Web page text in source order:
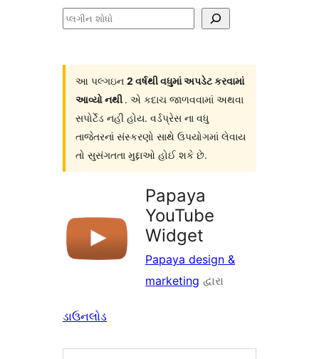
પ્લગીન
આ પલ્ગઇન 2 વર્ષથી વધુમાં અપડેટ કરવામાં
આવ્યો નથી . એ કદાચ જાળવવામાં અથવા
સપોર્ટેડ નહી હોય. વર્ડપ્રેસ ના વધુ
તાજેતરનાં સંસ્કરણો સાથે ઉપયોગમાં લેવાય
તો સુસંગતતા મુદ્દાઓ હોઈ શકે છે.
Papaya
YouTube
Widget
Papaya design &
marketing દ્વારા
ડાઉનલોડ